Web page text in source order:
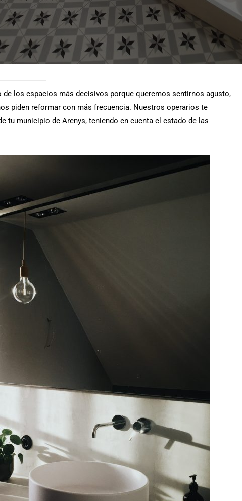
los espacios más decisivos porque queremos sentirnos agusto,
piden reformar con más frecuencia. Nuestros operarios te
tu municipio de Arenys, teniendo en cuenta el estado de las